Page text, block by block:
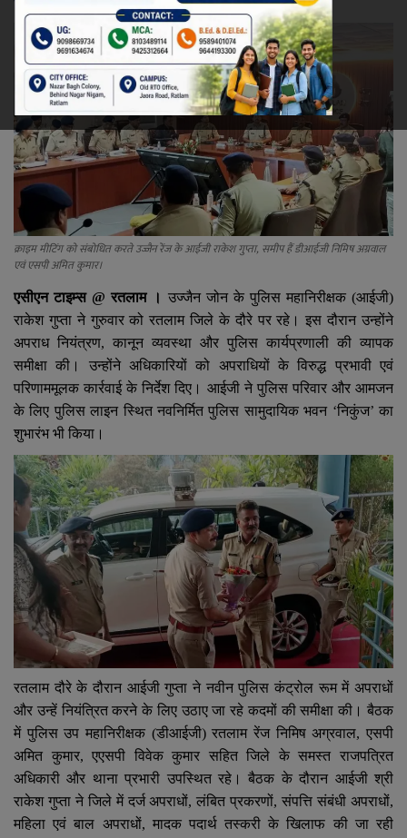
रेलवे
खेल
ज्योतिष
कला-साहित्य
निर्वाचन
धर्म-संस्कृति
करियर
वीडियो
YouTube
Language
English Hiindi
क्राइम मीटिंग को संबोधित करते उज्जैन रेंज के आईजी राकेश गुप्ता, समीप हैं डीआईजी निमिष अग्रवाल
एवं एसपी अमित कुमार।
एसीएन टाइम्स @ रतलाम । उज्जैन जोन के पुलिस महानिरीक्षक (आईजी)
राकेश गुप्ता ने गुरुवार को रतलाम जिले के दौरे पर रहे। इस दौरान उन्होंने
अपराध नियंत्रण, कानून व्यवस्था और पुलिस कार्यप्रणाली की व्यापक
समीक्षा की। उन्होंने अधिकारियों को अपराधियों के विरुद्ध प्रभावी एवं
परिणाममूलक कार्रवाई के निर्देश दिए। आईजी ने पुलिस परिवार और आमजन
के लिए पुलिस लाइन स्थित नवनिर्मित पुलिस सामुदायिक भवन ‘निकुंज’ का
शुभारंभ भी किया।
रतलाम दौरे के दौरान आईजी गुप्ता ने नवीन पुलिस कंट्रोल रूम में अपराधों
और उन्हें नियंत्रित करने के लिए उठाए जा रहे कदमों की समीक्षा की। बैठक
में पुलिस उप महानिरीक्षक (डीआईजी) रतलाम रेंज निमिष अग्रवाल,एसपी
अमित कुमार,एएसपी विवेक कुमार सहित जिले के समस्त राजपत्रित
अधिकारी और थाना प्रभारी उपस्थित रहे। बैठक के दौरान आईजी श्री
राकेश गुप्ता ने जिले में दर्ज अपराधों,लंबित प्रकरणों,संपत्ति संबंधी अपराधों,
महिला एवं बाल अपराधों, मादक पदार्थ तस्करी के खिलाफ की जा रही